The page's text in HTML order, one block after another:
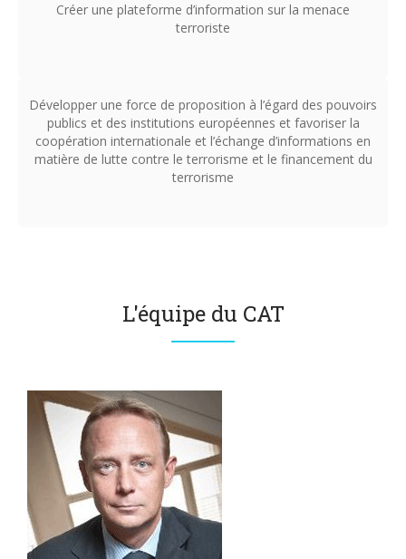
Créer une plateforme d’information sur la menace
terroriste
Développer une force de proposition à l’égard des pouvoirs
publics et des institutions européennes et favoriser la
coopération internationale et l’échange d’informations en
matière de lutte contre le terrorisme et le financement du
terrorisme
L'équipe du CAT